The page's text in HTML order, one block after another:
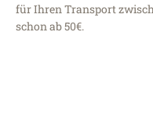
für Ihren Transport
schon ab 50€.